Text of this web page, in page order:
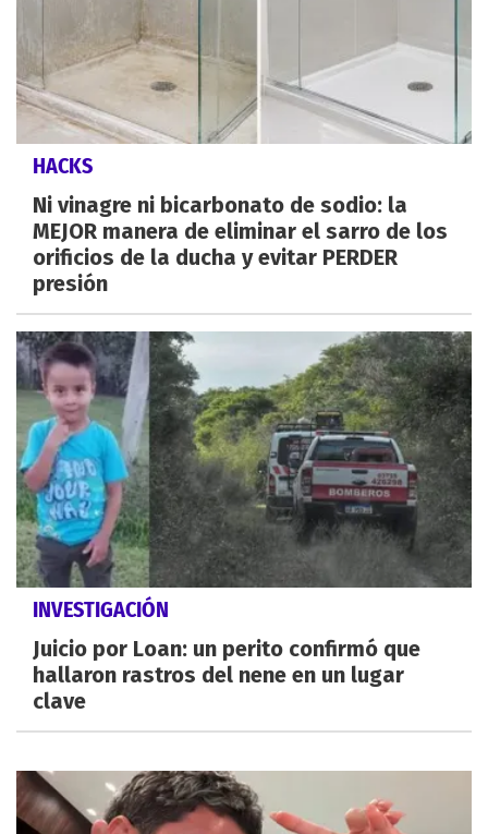
HACKS
Ni vinagre ni bicarbonato de sodio: la
MEJOR manera de eliminar el sarro de los
orificios de la ducha y evitar PERDER
presión
INVESTIGACIÓN
Juicio por Loan: un perito confirmó que
hallaron rastros del nene en un lugar
clave